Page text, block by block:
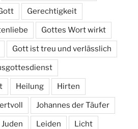
Gerechtigkeit
Gottes Wort wirkt
Gott ist treu und verlässlich
Heilung Hirten
Johannes der Täufer
Leiden Licht